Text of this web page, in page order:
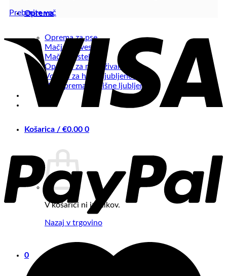
Oprema
Oprema za pse
Mačja drevesa
Mačje postelje
Oprema za male živali
Vozički za hišne ljubljenčke
Vsa oprema za hišne ljubljenčke
Košarica / €0.00 0
V košarici ni izdelkov.
Nazaj v trgovino
0
Preberite več